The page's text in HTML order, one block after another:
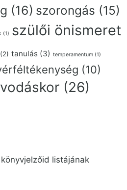
(16) szorongás (15)
(1) szülői önismeret
(2) tanulás (3) temperamentum (1)
(10)
(26)
listájának